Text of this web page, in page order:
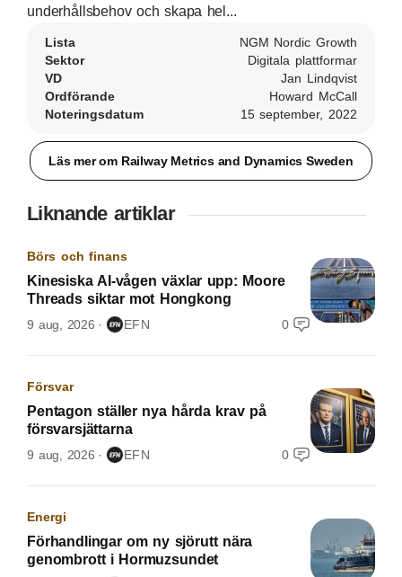
underhållsbehov och skapa hel...
Lista
NGM Nordic Growth
Sektor
Digitala plattformar
VD
Jan Lindqvist
Ordförande
Howard McCall
Noteringsdatum
15 september, 2022
Läs mer om Railway Metrics and Dynamics Sweden
Liknande artiklar
Börs och finans
Kinesiska AI-vågen växlar upp: Moore
Threads siktar mot Hongkong
9 aug, 2026 EFN 0
Försvar
Pentagon ställer nya hårda krav på
försvarsjättarna
9 aug, 2026 EFN 0
Energi
Förhandlingar om ny sjörutt nära
genombrott i Hormuzsundet